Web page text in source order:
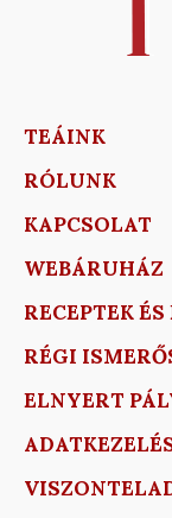
TEÁINK
RÓLUNK
KAPCSOLAT
WEBÁRUHÁZ
RECEPTEK
RÉGI
ELNYERT